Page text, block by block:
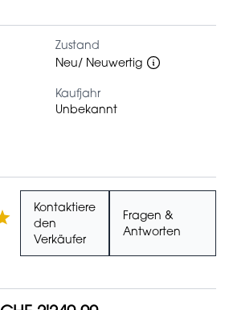
Zustand
Neu/ Neuwertig
Kaufjahr
Unbekannt
Kontaktiere
den
Verkäufer
Fragen &
Antworten